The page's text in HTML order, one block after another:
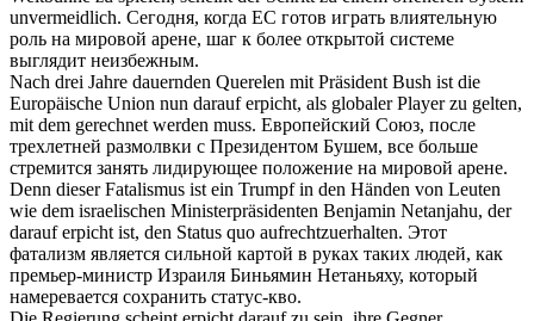
unvermeidlich. Сегодня, когда ЕС готов играть влиятельную
роль на мировой арене, шаг к более открытой системе
выглядит неизбежным.
Nach drei Jahre dauernden Querelen mit Präsident Bush ist die
Europäische Union nun darauferpicht, als globaler Player zu gelten,
mit dem gerechnet werden muss. Европейский Союз, после
трехлетней размолвки с Президентом Бушем, все больше
стремится занять лидирующее положение на мировой арене.
Denn dieser Fatalismus ist ein Trumpf in den Händen von Leuten
wie dem israelischen Ministerpräsidenten Benjamin Netanjahu, der
darauferpichtist, den Status quo aufrechtzuerhalten. Этот
фатализм является сильной картой в руках таких людей, как
премьер-министр Израиля Биньямин Нетаньяху, который
намеревается сохранить статус-кво.